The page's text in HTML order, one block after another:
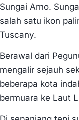
Sungai Arno.
salah satu ikon
Tuscany.
Berawal dari
mengalir sejauh
beberapa kota
bermuara ke Laut